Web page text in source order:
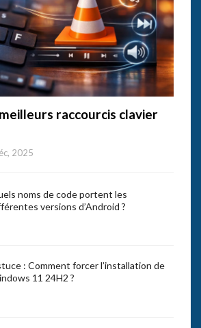
raccourcis clavier
2025
noms de code portent les
versions d’Android ?
: Comment forcer l’installation de
11 24H2 ?